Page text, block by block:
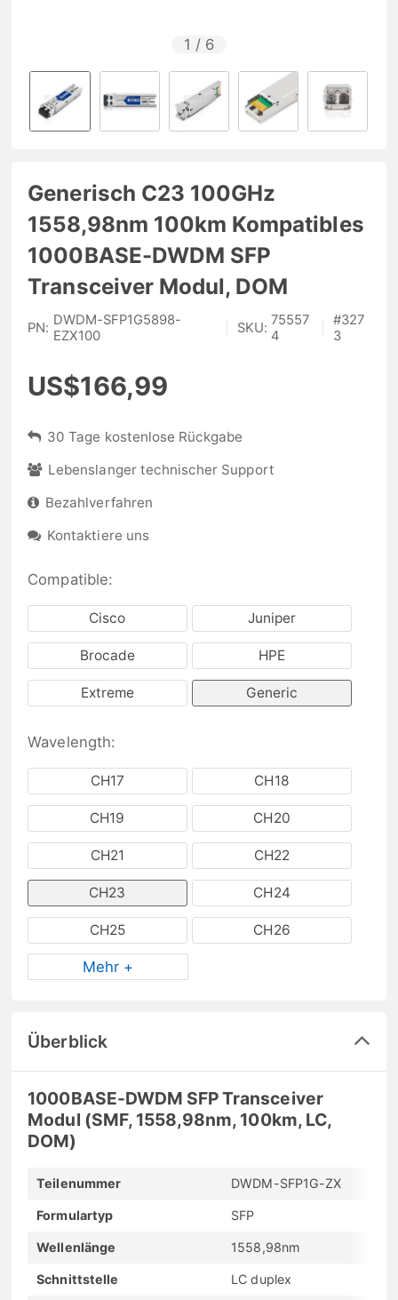
1 / 6
Generisch C23 100GHz
1558,98nm 100km Kompatibles
1000BASE-DWDM SFP
Transceiver Modul, DOM
PN: DWDM-SFP1G5898-
EZX100
SKU: 75557
4
#327
3
US$166,99
30 Tage kostenlose Rückgabe
Lebenslanger technischer Support
Bezahlverfahren
Kontaktiere uns
Compatible:
Cisco Juniper
Brocade HPE
Extreme Generic
Wavelength:
CH17 CH18
CH19 CH20
CH21 CH22
CH23 CH24
CH25 CH26
Mehr +
Überblick
1000BASE-DWDM SFP Transceiver
Modul (SMF, 1558,98nm, 100km, LC,
DOM)
Teilenummer DWDM-SFP1G-ZX
Formulartyp SFP
Wellenlänge 1558,98nm
Schnittstelle LC duplex